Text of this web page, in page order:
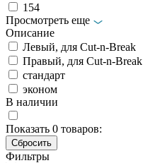
154
Просмотреть еще
Описание
Левый, для Cut-n-Break
Правый, для Cut-n-Break
стандарт
эконом
В наличии
Показать 0 товаров:
Фильтры